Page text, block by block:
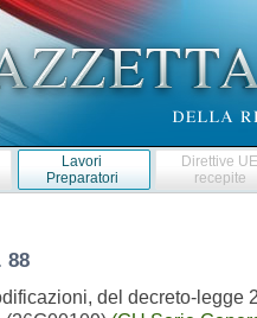
Lavori
Preparatori
Direttive
recepite
88
del decreto-legge